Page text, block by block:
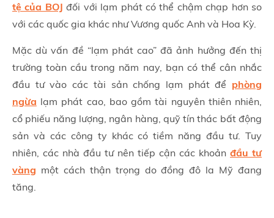
tệ của BOJ đối với lạm phát có thể chậm chạp hơn so
với các quốc gia khác như Vương quốc Anh và Hoa Kỳ.
Mặc dù vấn đề “lạm phát cao” đã ảnh hưởng đến thị
trường toàn cầu trong năm nay, bạn có thể cân nhắc
đầu tư vào các tài sản chống lạm phát để phòng
ngừa lạm phát cao, bao gồm tài nguyên thiên nhiên,
cổ phiếu năng lượng, ngân hàng, quỹ tín thác bất động
sản và các công ty khác có tiềm năng đầu tư. Tuy
nhiên, các nhà đầu tư nên tiếp cận các khoản đầu tư
vàng một cách thận trọng do đồng đô la Mỹ đang
tăng.